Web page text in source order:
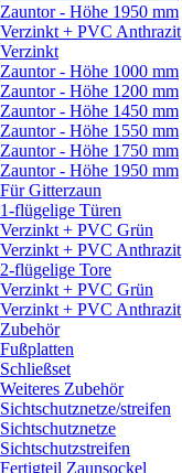
Zauntor - Höhe 1950 mm
Verzinkt + PVC Anthrazit
Verzinkt
Zauntor - Höhe 1000 mm
Zauntor - Höhe 1200 mm
Zauntor - Höhe 1450 mm
Zauntor - Höhe 1550 mm
Zauntor - Höhe 1750 mm
Zauntor - Höhe 1950 mm
Für Gitterzaun
1-flügelige Türen
Verzinkt + PVC Grün
Verzinkt + PVC Anthrazit
2-flügelige Tore
Verzinkt + PVC Grün
Verzinkt + PVC Anthrazit
Zubehör
Fußplatten
Schließset
Weiteres Zubehör
Sichtschutznetze/streifen
Sichtschutznetze
Sichtschutzstreifen
Fertigteil Zaunsockel